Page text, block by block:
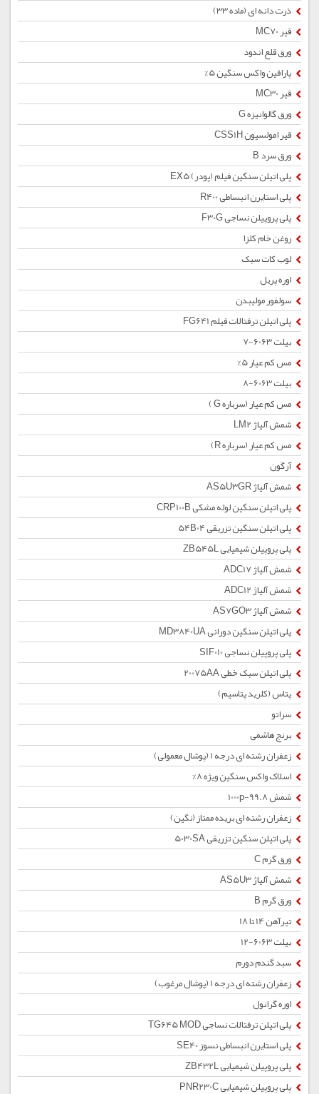
ذرت دانه ای (ماده 33)
قیر MC70
ورق قلع اندود
پارافین واکس سنگین 5%
قیر MC30
ورق گالوانیزه G
قیر امولسیون CSS1H
ورق سرد B
پلی اتیلن سنگین فیلم (پودر) EX5
پلی استایرن انبساطی R400
پلی پروپیلن نساجی F30G
روغن خام کلزا
لوب کات سبک
اوره پریل
سولفور مولیبدن
پلی اتیلن ترفتالات فیلم FG641
بیلت 6063-7
مس کم عیار 5%
بیلت 6063-8
مس کم عیار (سرباره G )
شمش آلیاژ LM2
مس کم عیار (سرباره R)
آرگون
شمش آلیاژ AS5U3GR
پلی اتیلن سنگین لوله مشکی CRP100B
پلی اتیلن سنگین تزریقی 54B04
پلی پروپیلن شیمیایی ZB545L
شمش آلیاژ ADC17
شمش آلیاژ ADC12
شمش آلیاژ AS7GO3
پلی اتیلن سنگین دورانی MD3840UA
پلی پروپیلن نساجی SIF010
پلی اتیلن سبک خطی 20075AA
پتاس (کلرید پتاسیم)
سراتو
برنج هاشمی
زعفران رشته ای درجه 1 (پوشال معمولی)
اسلاک واکس سنگین ویژه 8%
شمش 1000p-99.8
زعفران رشته ای بریده ممتاز (نگین)
پلی اتیلن سنگین تزریقی 5030SA
ورق گرم C
شمش آلیاژ AS5U3
ورق گرم B
تیرآهن 14 تا 18
بیلت 6063-12
سبد گندم دورم
زعفران رشته ای درجه 1 (پوشال مرغوب)
اوره گرانول
پلی اتیلن ترفتالات نساجی TG645 MOD
پلی استایرن انبساطی نسوز SE40
پلی پروپیلن شیمیایی ZB432L
پلی پروپیلن شیمیایی PNR230C